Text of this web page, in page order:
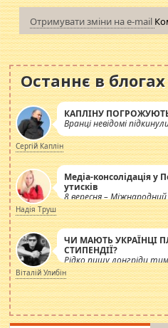
Отримувати зміни на e-mail
Останнє в блогах
КАПЛІНУ
Вранці невідомі
Сергій Каплін
Медіа-консолідація у
утисків
8 вересня –
журналістів.
Надія Труш
ЧИ МАЮТЬ УКРАЇНЦІ
СТИПЕНДІЇ?
Рідко пишу лонгріди
просто дістало!
навколо
роздувається ще одна
Віталій Улибін